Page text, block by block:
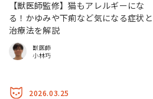
【獣医師監修】猫もアレルギーにな
る！かゆみや下痢など気になる症状と
治療法を解説
獣医師
小林巧
2026.03.25